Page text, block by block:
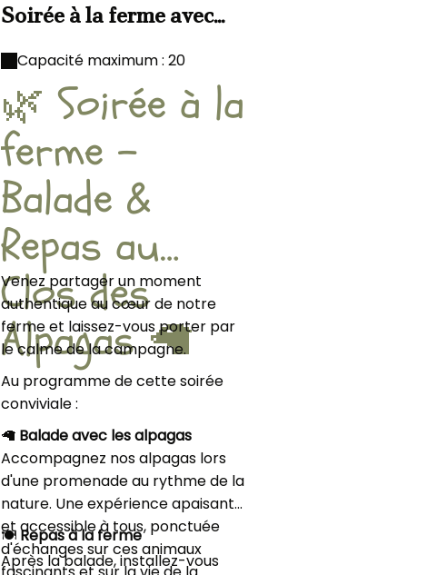
Soirée à la ferme avec
Capacité maximum : 20
🌿 Soirée à la
ferme –
Balade &
Repas au
Clos des
Alpagas 🦙
Venez partager un moment
authentique au cœur de notre
ferme et laissez-vous porter par
le calme de la campagne.
Au programme de cette soirée
conviviale :
🦙 Balade avec les alpagas
Accompagnez nos alpagas lors
d'une promenade au rythme de la
nature. Une expérience apaisante
et accessible à tous, ponctuée
d'échanges sur ces animaux
🍽️Repas à la ferme
Après la balade, installez-vous